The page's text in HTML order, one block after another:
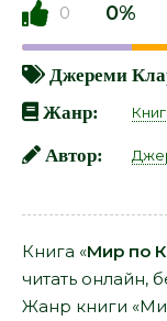
0 0%
Джереми
Жанр:
Автор:
Книга «Мир по
читать онлайн,
Жанр книги